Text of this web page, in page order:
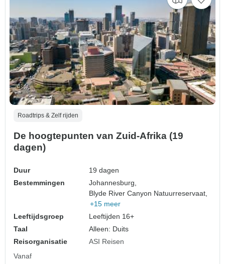
Roadtrips & Zelf rijden
De hoogtepunten van Zuid-Afrika (19
dagen)
Duur
19 dagen
Bestemmingen
Johannesburg,
Blyde River Canyon Natuurreservaat,
+15 meer
Leeftijdsgroep
Leeftijden 16+
Taal
Alleen: Duits
Reisorganisatie
ASI Reisen
Vanaf